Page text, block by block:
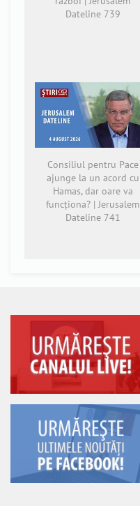
Dateline 739
Consiliul pentru Pace
ajunge la un acord cu
Hamas, dar oare va
funcționa? | Jerusalem
Dateline 741